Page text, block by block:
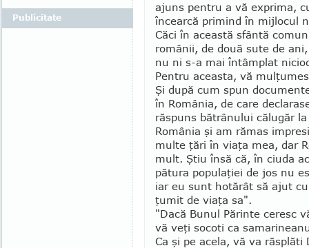
ajuns pentru a vă exprima,
încearcă pri­mind în mijlocul
Căci în această sfântă
românii, de două sute de
nu ni s-a mai întâm­plat
Pentru aceasta, vă
Şi după cum spun
în România, de care
răspuns bătrânului călugăr
România şi am rămas
multe ţări în viaţa mea, dar
mult. Ştiu însă că, în ciuda
pătura populaţiei de jos nu
iar eu sunt hotărât să ajut
ţumit de viaţa sa".
"Dacă Bunul Părinte ceresc
vă veţi socoti ca
Ca şi pe acela, vă va
Publicitate